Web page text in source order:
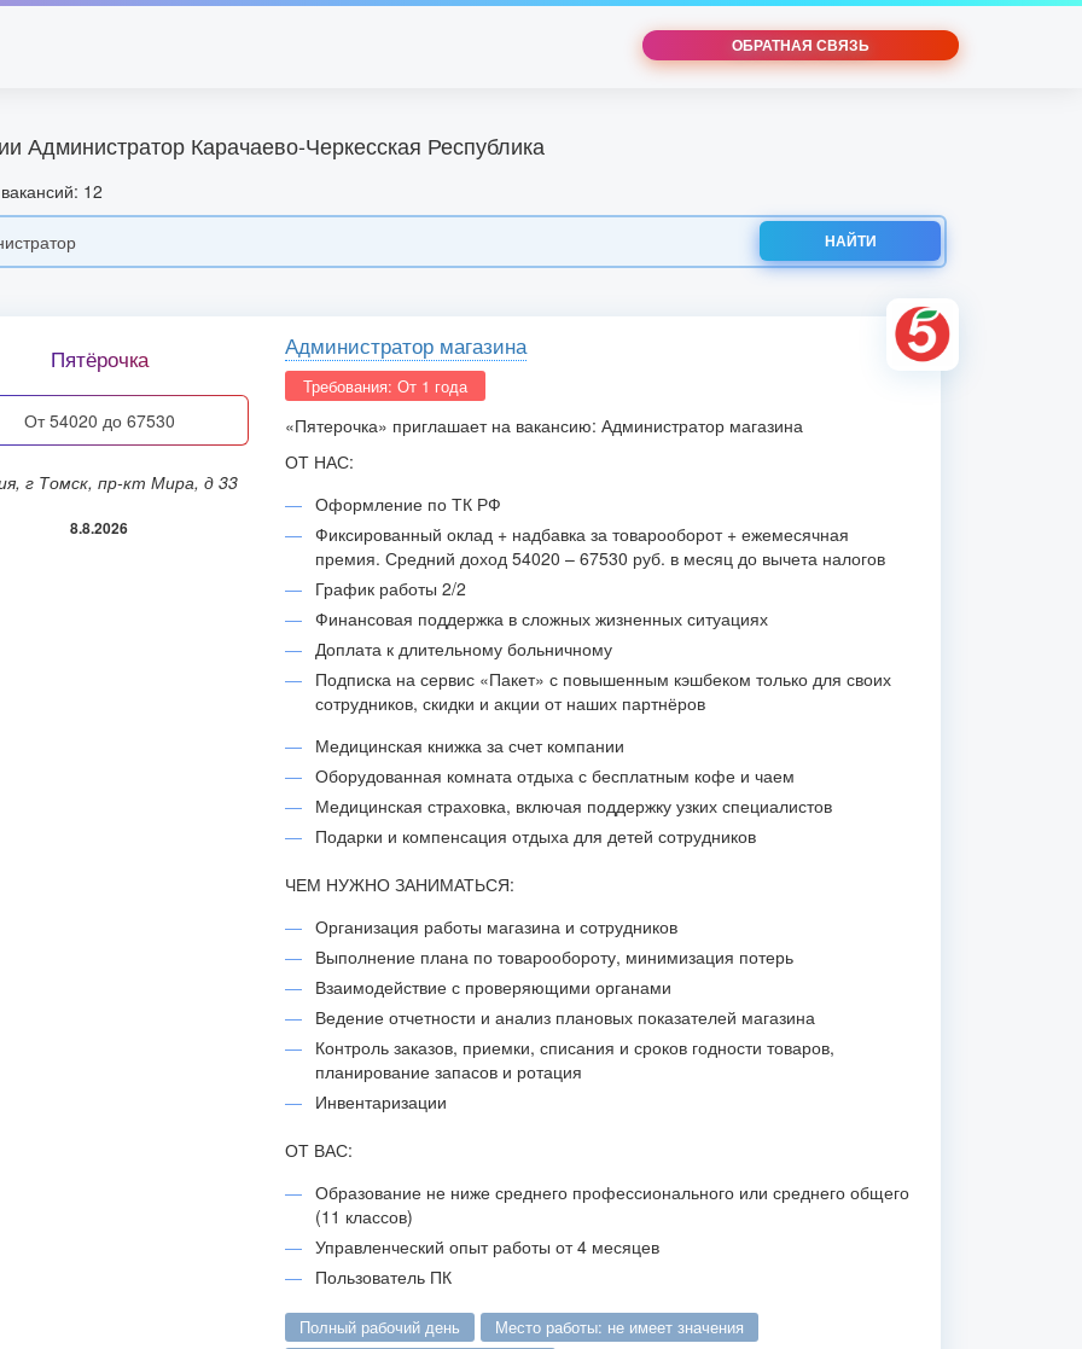
ОБРАТНАЯ СВЯЗЬ
Администратор Карачаево-Черкесская Республика
12
НАЙТИ
Пятёрочка
от 54020 до 67530
г Томск, пр-кт Мира, д 33
8.8.2026
Администратор магазина
Требования: От 1 года
«Пятерочка» приглашает на вакансию: Администратор магазина
ОТ НАС:
Оформление по ТК РФ
Фиксированный оклад + надбавка за товарооборот + ежемесячная
премия. Средний доход 54020 – 67530 руб. в месяц до вычета налогов
График работы 2/2
Финансовая поддержка в сложных жизненных ситуациях
Доплата к длительному больничному
Подписка на сервис «Пакет» с повышенным кэшбеком только для своих
сотрудников, скидки и акции от наших партнёров
Медицинская книжка за счет компании
Оборудованная комната отдыха с бесплатным кофе и чаем
Медицинская страховка, включая поддержку узких специалистов
Подарки и компенсация отдыха для детей сотрудников
ЧЕМ НУЖНО ЗАНИМАТЬСЯ:
Организация работы магазина и сотрудников
Выполнение плана по товарообороту, минимизация потерь
Взаимодействие с проверяющими органами
Ведение отчетности и анализ плановых показателей магазина
Контроль заказов, приемки, списания и сроков годности товаров,
планирование запасов и ротация
Инвентаризации
ОТ ВАС:
Образование не ниже среднего профессионального или среднего общего
(11 классов)
Управленческий опыт работы от 4 месяцев
Пользователь ПК
полный рабочий день
место работы: не имеет значения